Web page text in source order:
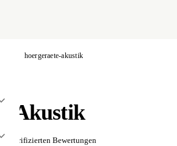
hoergeraete-akustik
Akustik
verifizierten Bewertungen